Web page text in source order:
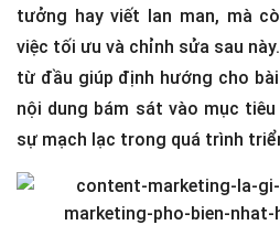
tưởng hay viết lan man, mà
việc tối ưu và chỉnh sửa sau
từ đầu giúp định hướng cho
nội dung bám sát vào mục
sự mạch lạc trong quá trình